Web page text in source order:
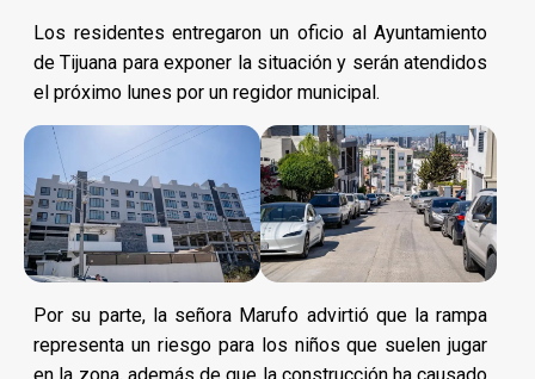
Los residentes entregaron un oficio al Ayuntamiento
de Tijuana para exponer la situación y serán atendidos
el próximo lunes por un regidor municipal.
Por su parte, la señora Marufo advirtió que la rampa
representa un riesgo para los niños que suelen jugar